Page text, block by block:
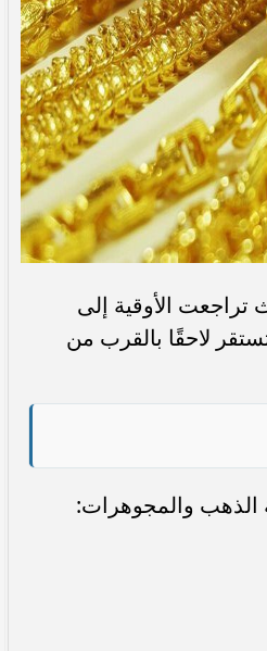
سجلت أسعار الذهب انخفاضًا بنسبة 0.3%، حيث تراجعت الأوقية إلى
عند 4719 دولارًا، قبل أن تستقر لاحقًا بالقرب من
الذهب والمجوهرات: